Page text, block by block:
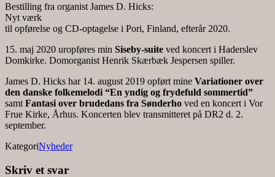
Bestilling fra organist James D. Hicks:
Nyt værk
til opførelse og CD-optagelse i Pori, Finland, efterår 2020.
15. maj 2020 uropføres min Siseby-suite ved koncert i Haderslev
Domkirke. Domorganist Henrik Skærbæk Jespersen spiller.
James D. Hicks har 14. august 2019 opført mine Variationer over
den danske folkemelodi “En yndig og frydefuld sommertid”
samt Fantasi over brudedans fra Sønderho ved en koncert i Vor
Frue Kirke, Århus. Koncerten blev transmitteret på DR2 d. 2.
september.
KategoriNyheder
Skriv et svar